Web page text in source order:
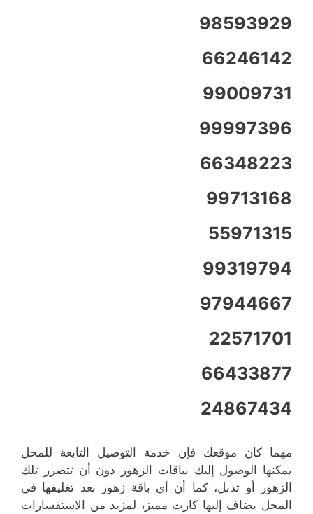
98593929
66246142
99009731
99997396
66348223
99713168
55971315
99319794
97944667
22571701
66433877
24867434
مهما كان موقعك فإن خدمة التوصيل التابعة للمحل
يمكنها الوصول إليك بباقات الزهور دون أن تتضرر تلك
الزهور أو تذبل، كما أن أي باقة زهور بعد تغليفها في
المحل يضاف إليها كارت مميز، لمزيد من الاستفسارات